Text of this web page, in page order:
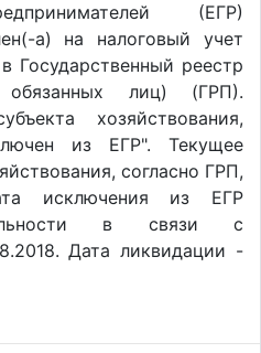
(ЕГР)
a) на налоговый учет
Государственный реестр
обязанных лиц) (ГРП).
хозяйствования,
из ЕГР". Текущее
согласно ГРП,
исключения из ЕГР
в связи с
Дата ликвидации -